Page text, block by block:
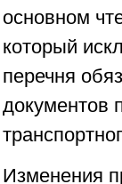
основном
который
перечня
документов
Изменения